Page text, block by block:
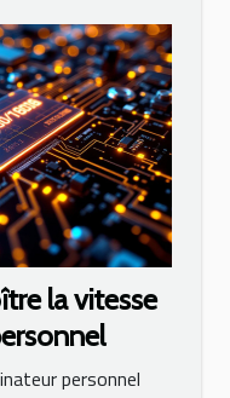
la vitesse
personnel